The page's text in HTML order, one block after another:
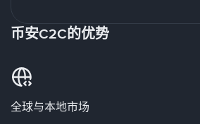
币安C2C的优势
全球与本地市场